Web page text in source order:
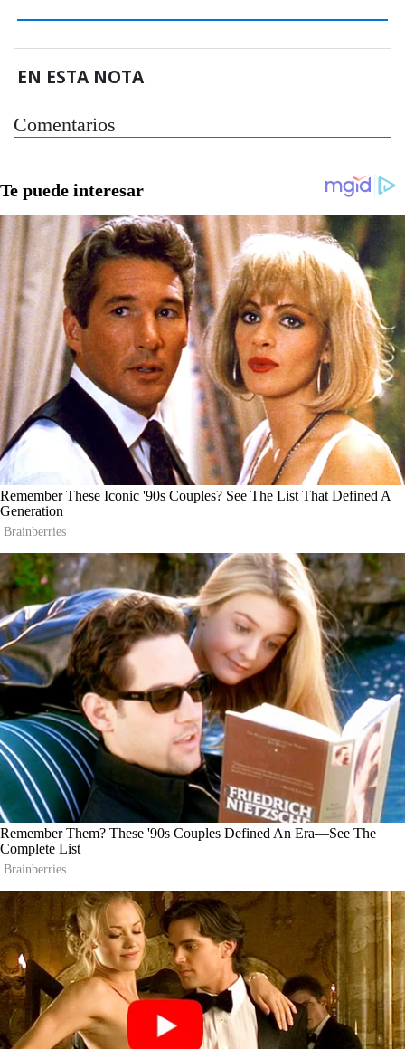
EN ESTA NOTA
Comentarios